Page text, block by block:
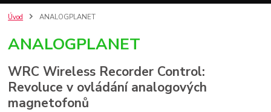
Úvod ANALOGPLANET
ANALOGPLANET
WRC Wireless Recorder Control:
Revoluce v ovládání analogových
magnetofonů